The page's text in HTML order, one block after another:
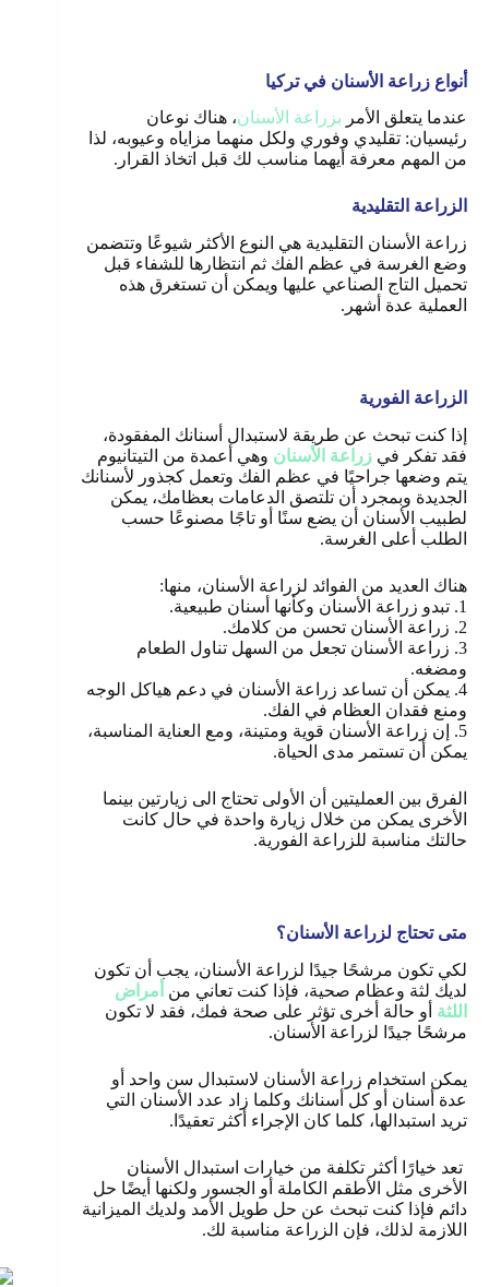
أنواع زراعة الأسنان في تركيا
عندما يتعلق الأمر بزراعة الأسنان، هناك نوعان
رئيسيان: تقليدي وفوري ولكل منهما مزاياه وعيوبه، لذا
من المهم معرفة أيهما مناسب لك قبل اتخاذ القرار.
الزراعة التقليدية
زراعة الأسنان التقليدية هي النوع الأكثر شيوعًا وتتضمن
وضع الغرسة في عظم الفك ثم انتظارها للشفاء قبل
تحميل التاج الصناعي عليها ويمكن أن تستغرق هذه
العملية عدة أشهر.
الزراعة الفورية
إذا كنت تبحث عن طريقة لاستبدال أسنانك المفقودة،
فقد تفكر في زراعة الأسنان وهي أعمدة من التيتانيوم
يتم وضعها جراحيًا في عظم الفك وتعمل كجذور لأسنانك
الجديدة وبمجرد أن تلتصق الدعامات بعظامك، يمكن
لطبيب الأسنان أن يضع سنًا أو تاجًا مصنوعًا حسب
الطلب أعلى الغرسة.
هناك العديد من الفوائد لزراعة الأسنان، منها:
1. تبدو زراعة الأسنان وكأنها أسنان طبيعية.
2. زراعة الأسنان تحسن من كلامك.
3. زراعة الأسنان تجعل من السهل تناول الطعام
ومضغه.
4. يمكن أن تساعد زراعة الأسنان في دعم هياكل الوجه
ومنع فقدان العظام في الفك.
5. إن زراعة الأسنان قوية ومتينة، ومع العناية المناسبة،
يمكن أن تستمر مدى الحياة.
الفرق بين العمليتين أن الأولى تحتاج الى زيارتين بينما
الأخرى يمكن من خلال زيارة واحدة في حال كانت
حالتك مناسبة للزراعة الفورية.
متى تحتاج لزراعة الأسنان؟
لكي تكون مرشحًا جيدًا لزراعة الأسنان، يجب أن تكون
لديك لثة وعظام صحية، فإذا كنت تعاني من أمراض
اللثة أو حالة أخرى تؤثر على صحة فمك، فقد لا تكون
مرشحًا جيدًا لزراعة الأسنان.
يمكن استخدام زراعة الأسنان لاستبدال سن واحد أو
عدة أسنان أو كل أسنانك وكلما زاد عدد الأسنان التي
تريد استبدالها، كلما كان الإجراء أكثر تعقيدًا .
تعد خيارًا أكثر تكلفة من خيارات استبدال الأسنان
الأخرى مثل الأطقم الكاملة أو الجسور ولكنها أيضًا حل
دائم فإذا كنت تبحث عن حل طويل الأمد ولديك الميزانية
اللازمة لذلك، فإن الزراعة مناسبة لك.